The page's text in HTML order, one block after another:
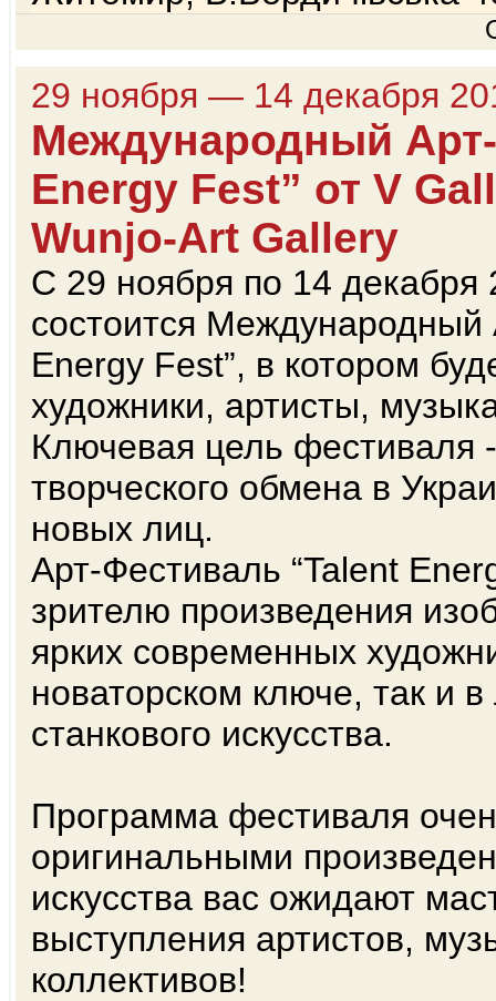
29 ноября — 14 декабря
Международный
Energy Fest” от V
Wunjo-Art Gallery
С 29 ноября по 14 декабря
состоится Международный
Energy Fest”, в котором
художники, артисты,
Ключевая цель фестиваля
творческого обмена в
новых лиц.
Арт-Фестиваль “Talent
зрителю произведения
ярких современных
новаторском ключе, так и
станкового искусства.
Программа фестиваля
оригинальными
искусства вас ожидают
выступления артистов,
коллективов!